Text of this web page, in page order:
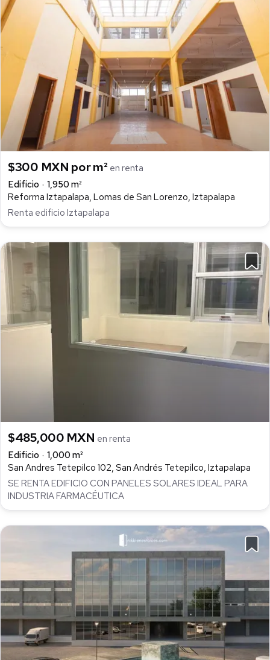
$300 MXN por m² en renta
Edificio
1,950 m²
Reforma Iztapalapa, Lomas de San Lorenzo, Iztapalapa
Renta edificio Iztapalapa
$485,000 MXN en renta
Edificio
1,000 m²
San Andres Tetepilco 102, San Andrés Tetepilco, Iztapalapa
SE RENTA EDIFICIO CON PANELES SOLARES IDEAL PARA
INDUSTRIA FARMACÉUTICA